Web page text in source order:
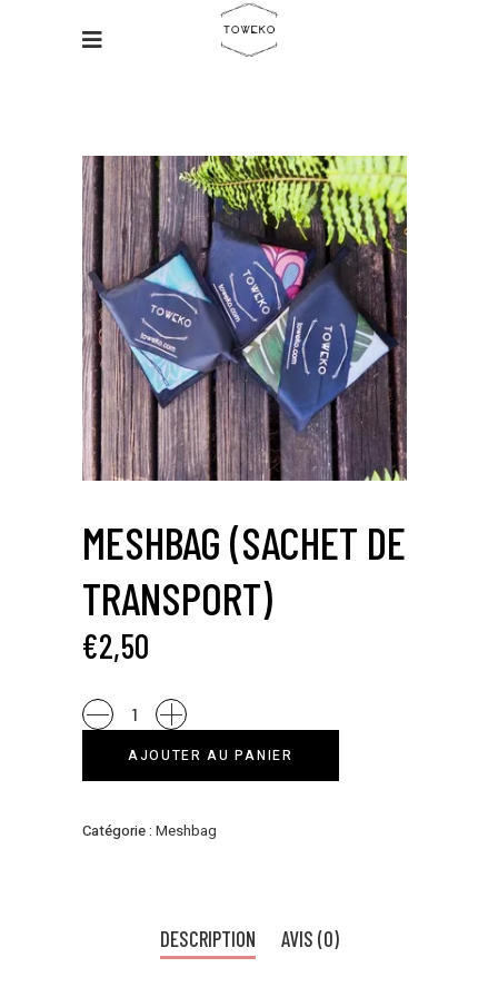
MESHBAG (SACHET DE
TRANSPORT)
€2,50
Meshbag
(sachet
transport)
AJOUTER AU PANIER
Catégorie : Meshbag
DESCRIPTION AVIS (0)